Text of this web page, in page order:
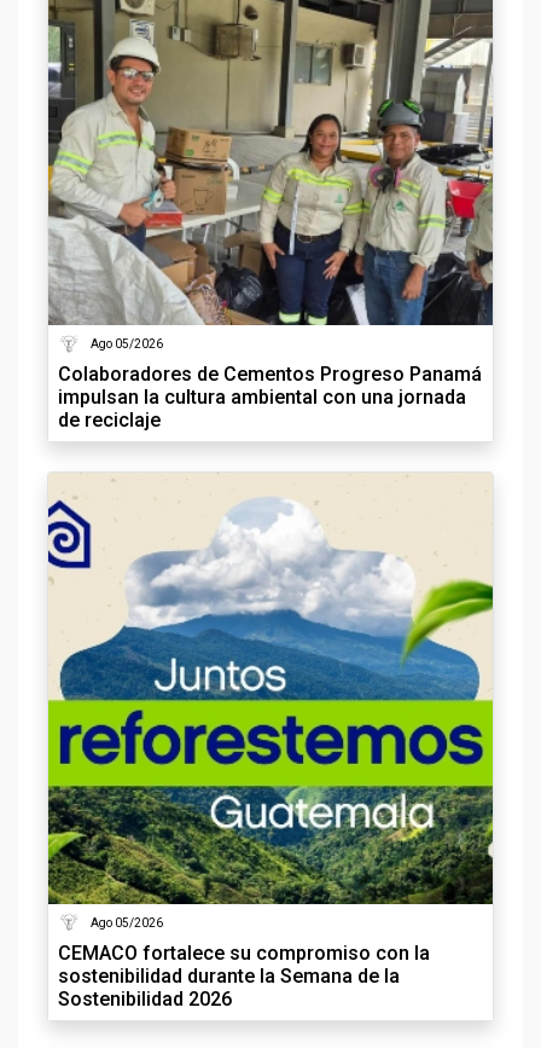
Ago 05/2026
Colaboradores de Cementos Progreso Panamá
impulsan la cultura ambiental con una jornada
de reciclaje
Ago 05/2026
CEMACO fortalece su compromiso con la
sostenibilidad durante la Semana de la
Sostenibilidad 2026